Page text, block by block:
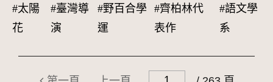
#太陽
花
#臺灣導
演
#野百合學
運
#齊柏林代
表作
#語文學
系